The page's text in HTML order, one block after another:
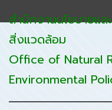
สำนักงานนโยบายแ
สิ่งแวดล้อม
Office of Natural
Environmental